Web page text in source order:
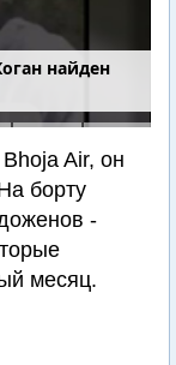
найден
Air, он
борту
-
месяц.